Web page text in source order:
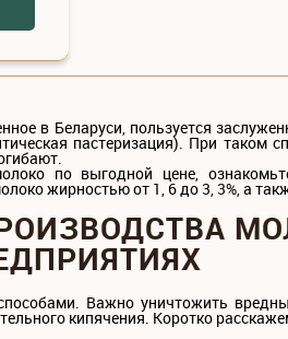
в Беларуси, пользуется
пастеризация). При таком
по выгодной цене,
жирностью от 1, 6 до 3, 3%, а
Важно уничтожить
кипячения. Коротко